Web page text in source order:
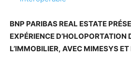
BNP PARIBAS REAL ESTATE
EXPÉRIENCE D’HOLOPORTATION
L’IMMOBILIER, AVEC MIMESYS